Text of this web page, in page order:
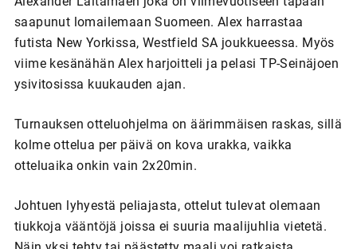
saapunut lomailemaan Suomeen. Alex harrastaa
futista New Yorkissa, Westfield SA joukkueessa. Myös
viime kesänähän Alex harjoitteli ja pelasi TP-Seinäjoen
ysivitosissa kuukauden ajan.
Turnauksen otteluohjelma on äärimmäisen raskas, sillä
kolme ottelua per päivä on kova urakka, vaikka
otteluaika onkin vain 2x20min.
Johtuen lyhyestä peliajasta, ottelut tulevat olemaan
tiukkoja vääntöjä joissa ei suuria maalijuhlia vietetä.